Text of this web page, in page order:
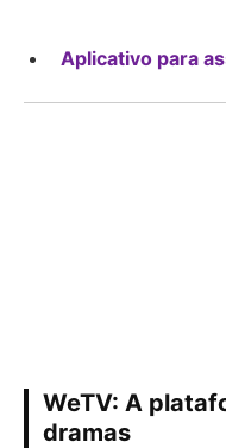
Aplicativo para
WeTV: A
dramas